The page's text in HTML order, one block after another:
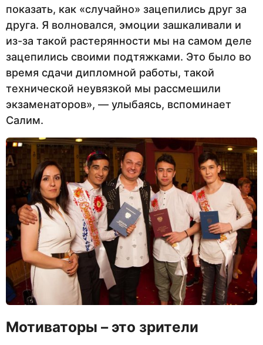
показать, как «случайно» зацепились друг за
друга. Я волновался, эмоции зашкаливали и
из-за такой растерянности мы на самом деле
зацепились своими подтяжками. Это было во
время сдачи дипломной работы, такой
технической неувязкой мы рассмешили
экзаменаторов», — улыбаясь, вспоминает
Салим.
Мотиваторы – это зрители